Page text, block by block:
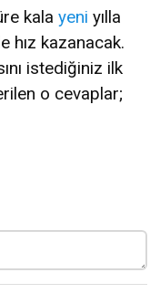
kala yeni yılla
hız kazanacak.
istediğiniz ilk
o cevaplar;